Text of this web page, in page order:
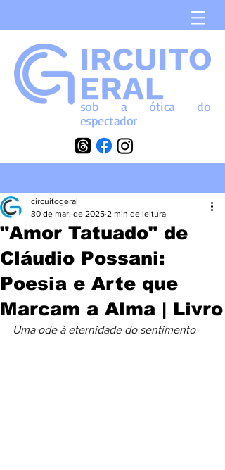
sob aóticado
espectador
"Amor Tatuado" de
Cláudio Possani:
Poesia e Arte que
Marcam a Alma | Livro
circuitogeral
30 de mar. de 2025 2 min de leitura
Uma ode à eternidade do sentimento